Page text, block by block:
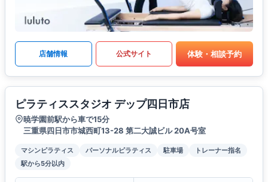
店舗情報 公式サイト 体験・相談予約
ピラティススタジオ デップ四日市店
暁学園前駅から車で15分
三重県四日市市城西町13-28 第二大誠ビル 20A号室
マシンピラティス パーソナルピラティス 駐車場
トレーナー指名
駅から5分以内